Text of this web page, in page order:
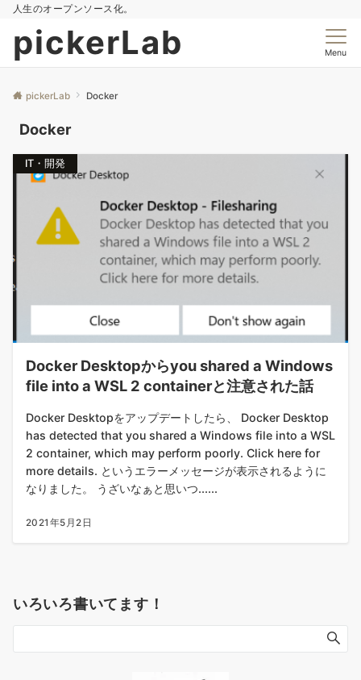
人生のオープンソース化。
pickerLab Menu
pickerLab Docker
Docker
IT・開発
Docker Desktopからyou shared a Windows
file into a WSL 2 containerと注意された話
Docker Desktopをアップデートしたら、 Docker Desktop
has detected that you shared a Windows file into a WSL
2 container, which may perform poorly. Click here for
more details. というエラーメッセージが表示されるように
なりました。 うざいなぁと思いつ......
2021年5月2日
いろいろ書いてます！